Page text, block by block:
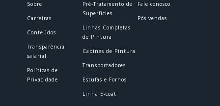
Sobre
Carreiras
Conteúdos
Transparência
salarial
Políticas de
Privacidade
Pré-Tratamento de
Superfícies
Linhas Completas
de Pintura
Cabines de Pintura
Transportadores
Estufas e Fornos
Linha E-coat
Fale conosco
Pós-vendas